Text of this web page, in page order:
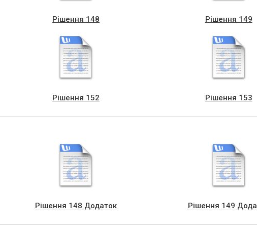
Рішення 148 Рішення 149
Рішення 152 Рішення 153
Рішення 148 Додаток Рішення 149